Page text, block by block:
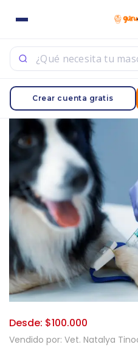
Crear cuenta gratis
Vendido por: Vet. Natalya
Desde: $100.000
Ingrese su nombre de
sesión.
Acuérdate de mí
¿Contraseña perdida?